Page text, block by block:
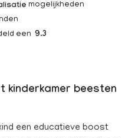
mogelijkheden
een 9.3
kinderkamer beesten
een educatieve boost